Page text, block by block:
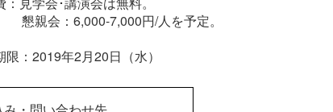
懇親会：6,000-7,000円/人を予定。
：2019年2月20日（水）